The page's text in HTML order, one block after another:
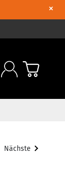
×
Nächste